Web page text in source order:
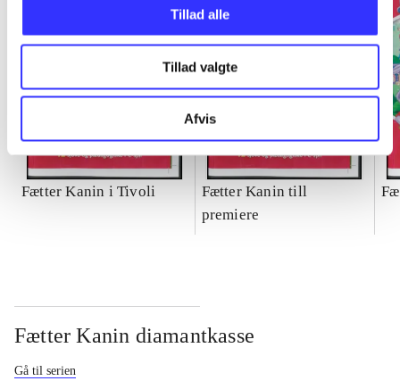
Tillad alle
Tillad valgte
Afvis
Fætter Kanin i Tivoli
Fætter Kanin till
premiere
Fætter Kanin diamantkasse
Gå til serien